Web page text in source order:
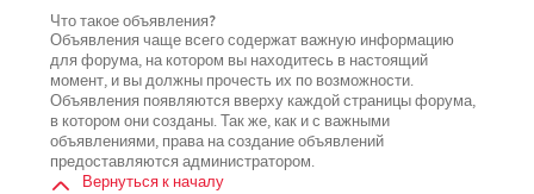
Что такое объявления?
Объявления чаще всего содержат важную информацию
для форума, на котором вы находитесь в настоящий
момент, и вы должны прочесть их по возможности.
Объявления появляются вверху каждой страницы форума,
в котором они созданы. Так же, как и с важными
объявлениями, права на создание объявлений
предоставляются администратором.
Вернуться к началу